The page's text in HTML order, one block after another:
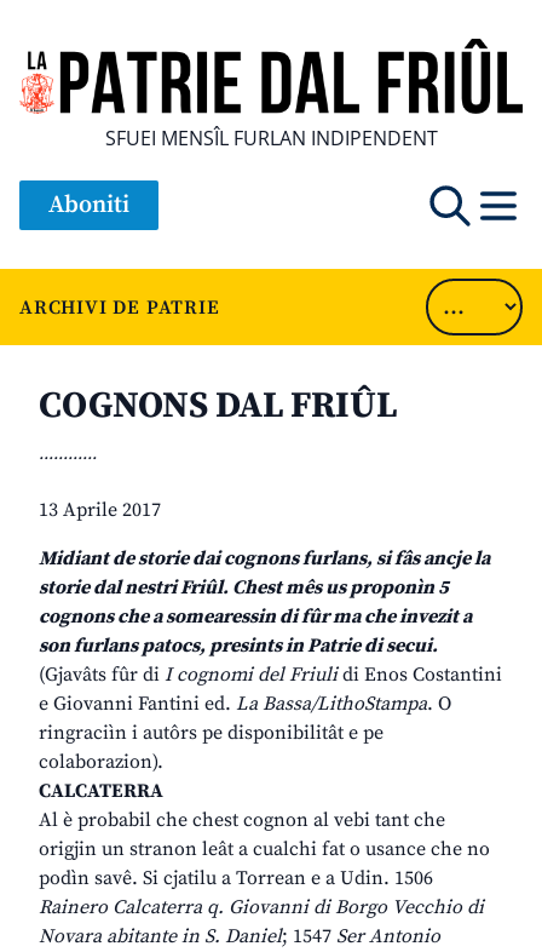
SFUEI MENSÎL FURLAN INDIPENDENT
Aboniti
ARCHIVI DE PATRIE
COGNONS DAL FRIÛL
............
13 Aprile 2017
Midiant de storie dai cognons furlans, si fâs ancje la
storie dal nestri Friûl. Chest mês us proponìn 5
cognons che a somearessin di fûr ma che invezit a
son furlans patocs, presints in Patrie di secui.
(Gjavâts fûr di I cognomi del Friulidi Enos Costantini
e Giovanni Fantini ed. La Bassa/LithoStampa. O
ringraciìn i autôrs pe disponibilitât e pe
colaborazion).
CALCATERRA
Al è probabil che chest cognon al vebi tant che
origjin un stranon leât a cualchi fat o usance che no
podìn savê. Si cjatilu a Torrean e a Udin. 1506
Rainero Calcaterra q. Giovanni di Borgo Vecchio di
Novara abitante in S. Daniel; 1547 Ser Antonio